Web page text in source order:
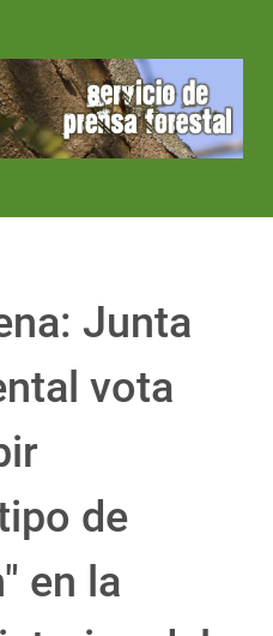
Junta
vota
de
en la